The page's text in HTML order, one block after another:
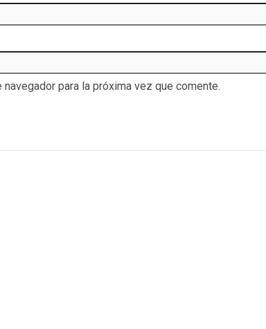
para la próxima vez que comente.